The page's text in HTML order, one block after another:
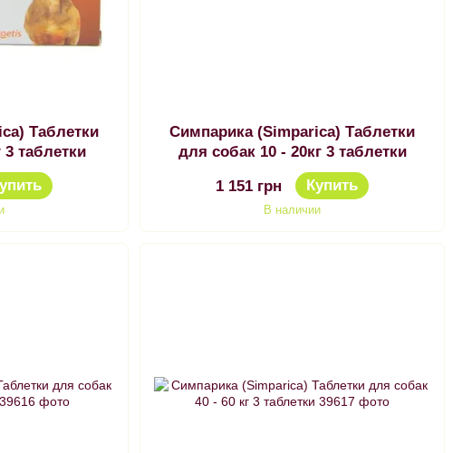
Таблетки
таблетки
Симпарика (Simparica) Таблетки
для собак 10 - 20кг 3 таблетки
1 151 грн Купить
В наличии